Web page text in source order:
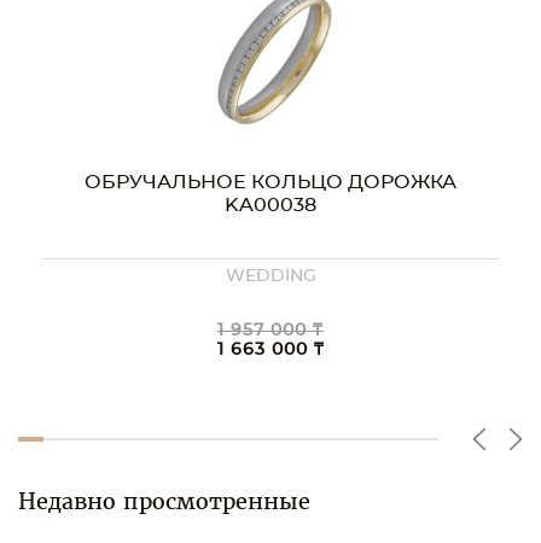
ОБРУЧАЛЬНОЕ КОЛЬЦО ДОРОЖКА
KA00038
WEDDING
1 957 000 ₸
1 663 000 ₸
Недавно просмотренные